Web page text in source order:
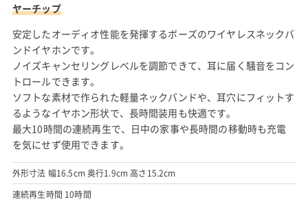
ヤーチップ
安定したオーディオ性能を発揮するボーズのワイヤレスネックバ
ンドイヤホンです。
ノイズキャンセリングレベルを調節できて、耳に届く騒音をコン
トロールできます。
ソフトな素材で作られた軽量ネックバンドや、耳穴にフィットす
るようなイヤホン形状で、長時間装用も快適です。
最大10時間の連続再生で、日中の家事や長時間の移動時も充電
を気にせず使用できます。
外形寸法 幅16.5cm 奥行1.9cm 高さ15.2cm
連続再生時間 10時間